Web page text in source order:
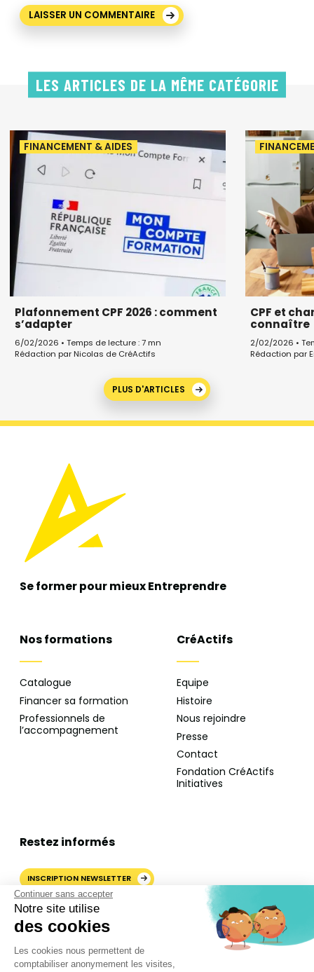
Continuer sans accepter
Notre site utilise
des cookies
Les cookies nous permettent de
comptabiliser anonymement les visites,
LES ARTICLES DE LA MÊME CATÉGORIE
FINANCEMENT & AIDES
Plafonnement CPF 2026 : comment
s’adapter
6/02/2026 • Temps de lecture : 7 mn
Rédaction par Nicolas de CréActifs
CPF et
connaître
2/02/2026 •
Rédaction par
PLUS D'ARTICLES
Se former pour mieuxEntreprendre
Nos formations
Catalogue
Financer sa formation
Professionnels de
l’accompagnement
CréActifs
Equipe
Histoire
Nous rejoindre
Presse
Contact
Fondation CréActifs
Initiatives
Restez informés
INSCRIPTION NEWSLETTER
AJOUTER CRÉACTIFS COMME
SOURCE PRÉFÉRÉE SUR
GOOGLE